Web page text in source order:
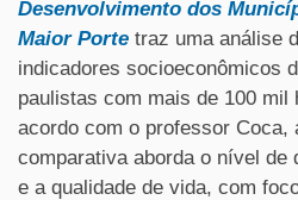
Desenvolvimento dos
Maior Porte traz uma análise
indicadores socioeconômicos
paulistas com mais de 100 mil
acordo com o professor Coca,
comparativa aborda o nível de
e a qualidade de vida, com